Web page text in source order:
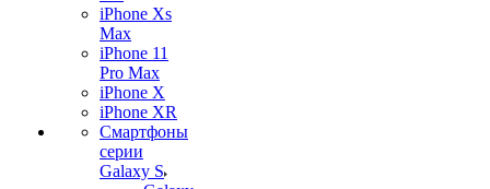
iPhone Xs
Max
iPhone 11
Pro Max
iPhone X
iPhone XR
Смартфоны
серии
Galaxy S